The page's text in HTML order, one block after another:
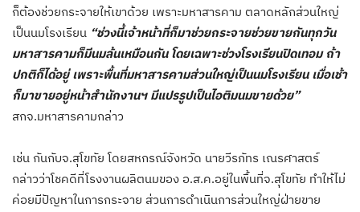
ก็ต้องช่วยกระจายให้เขาด้วย เพราะมหาสารคาม ตลาดหลักส่วนใหญ่
เป็นนมโรงเรียน “ช่วงนี้เจ้าหน้าที่ก็มาช่วยกระจายช่วยขายกันทุกวัน
มหาสารคามก็มีนมล้นเหมือนกัน โดยเฉพาะช่วงโรงเรียนปิดเทอม ถ้า
ปกติก็ได้อยู่ เพราะพื้นที่มหาสารคามส่วนใหญ่เป็นนมโรงเรียน เมื่อเช้า
ก็มาขายอยู่หน้าสำนักงานฯ มีแปรรูปเป็นไอติมนมขายด้วย”
สกจ.มหาสารคามกล่าว
เช่น กันกับจ.สุโขทัย โดยสหกรณ์จังหวัด นายวีรภัทร เณรศาสตร์
กล่าวว่าโชคดีที่โรงงานผลิตนมของ อ.ส.ค.อยู่ในพื้นที่จ.สุโขทัย ทำให้ไม่
ค่อยมีปัญหาในการกระจาย ส่วนการดำเนินการส่วนใหญ่ฝ่ายขาย